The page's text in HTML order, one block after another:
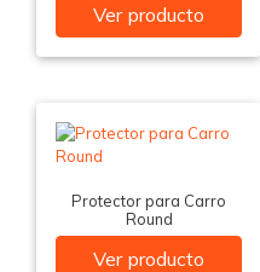
Ver producto
Protector para Carro
Round
Ver producto